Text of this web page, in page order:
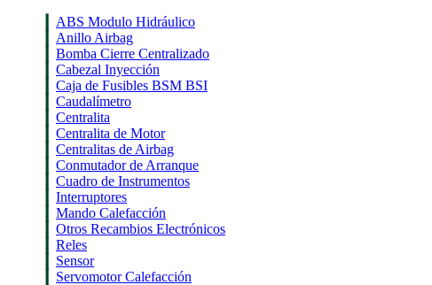
ABS Modulo Hidráulico
Anillo Airbag
Bomba Cierre Centralizado
Cabezal Inyección
Caja de Fusibles BSM BSI
Caudalímetro
Centralita
Centralita de Motor
Centralitas de Airbag
Conmutador de Arranque
Cuadro de Instrumentos
Interruptores
Mando Calefacción
Otros Recambios Electrónicos
Reles
Sensor
Servomotor Calefacción